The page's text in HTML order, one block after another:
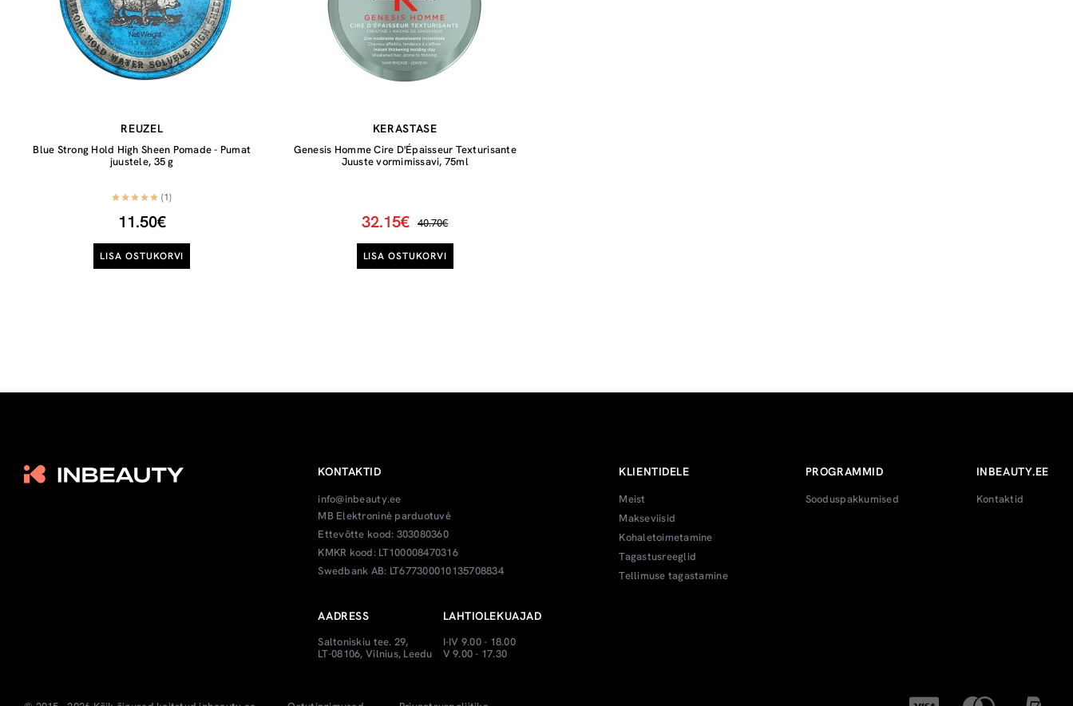
REUZEL
Blue Strong Hold High Sheen Pomade - Pumat
juustele, 35 g
(1)
11.50€
LISA OSTUKORVI
KERASTASE
Genesis Homme Cire D'Épaisseur Texturisante
Juuste vormimissavi, 75ml
32.15€ 40.70€
LISA OSTUKORVI
KONTAKTID
info@inbeauty.ee
MB Elektroninė parduotuvė
Ettevõtte kood: 303080360
KMKR kood: LT100008470316
Swedbank AB: LT677300010135708834
AADRESS
Saltoniskiu tee. 29,
LT-08106, Vilnius, Leedu
LAHTIOLEKUAJAD
I-IV 9.00 - 18.00
V 9.00 - 17.30
KLIENTIDELE
Meist
Makseviisid
Kohaletoimetamine
Tagastusreeglid
Tellimuse tagastamine
PROGRAMMID
Sooduspakkumised
INBEAUTY.EE
Kontaktid